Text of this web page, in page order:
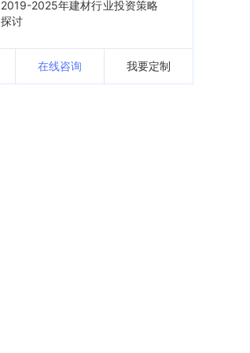
2019-2025年建材行业投资策略
探讨
在线咨询 我要定制